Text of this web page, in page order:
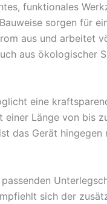
funktionales
sorgen für
aus und arbeitet
aus ökologischer
eine
Länge von bis
das Gerät
sich der